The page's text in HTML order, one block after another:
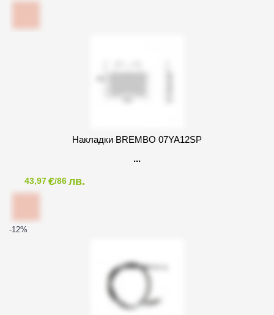
Накладки BREMBO 07YA12SP
43,97€/86лв.
-12%